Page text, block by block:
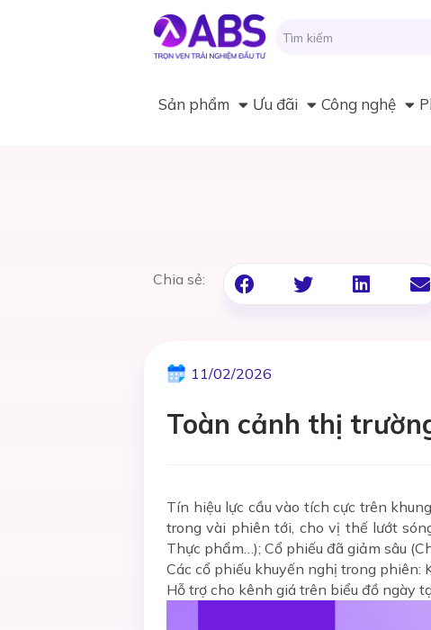
Sản phẩm Ưu đãi Công nghệ
Chia sẻ:
11/02/2026
Toàn cảnh thị
Tín hiệu lực cầu vào tích cực trên
trong vài phiên tới, cho vị thế lướt
Thực phẩm…); Cổ phiếu đã giảm sâu
Các cổ phiếu khuyến nghị trong phiên:
Hỗ trợ cho kênh giá trên biểu đồ ngày